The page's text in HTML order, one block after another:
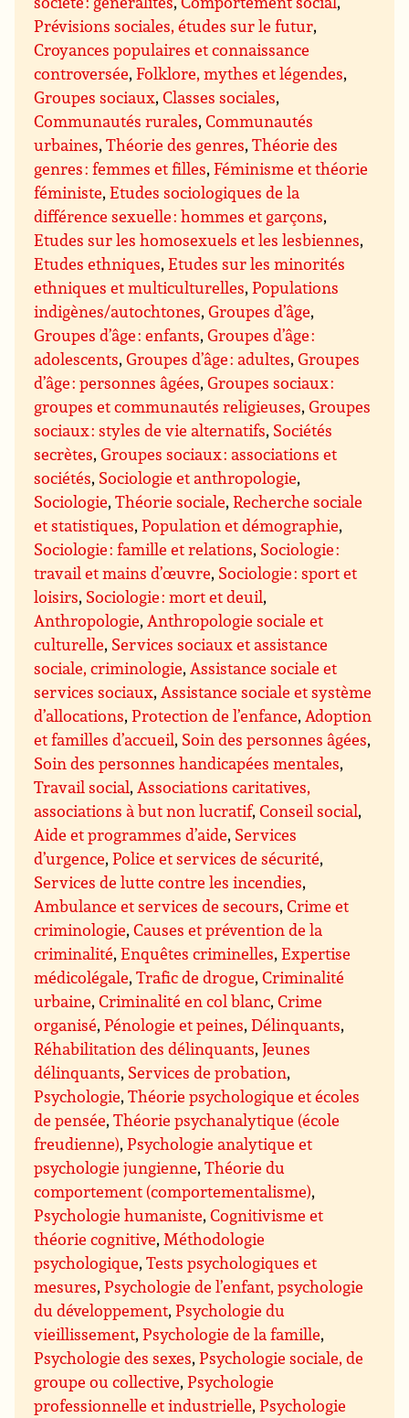
Prévisions sociales, études sur le futur,
Croyances populaires et connaissance
controversée,Folklore, mythes et légendes,
Groupes sociaux,Classes sociales,
Communautés rurales,Communautés
urbaines,Théorie des genres,Théorie des
genres : femmes et filles,Féminisme et théorie
féministe,Etudes sociologiques de la
différence sexuelle : hommes et garçons,
Etudes sur les homosexuels et les lesbiennes,
Etudes ethniques,Etudes sur les minorités
ethniques et multiculturelles,Populations
indigènes/autochtones,Groupes d’âge,
Groupes d’âge : enfants,Groupes d’âge :
adolescents,Groupes d’âge : adultes,Groupes
d’âge : personnes âgées,Groupes sociaux :
groupes et communautés religieuses,Groupes
sociaux : styles de vie alternatifs, Sociétés
secrètes,Groupes sociaux : associations et
sociétés, Sociologie et anthropologie,
Sociologie,Théorie sociale,Recherche sociale
et statistiques,Population et démographie,
Sociologie : famille et relations, Sociologie :
travail et mains d’œuvre, Sociologie : sport et
loisirs, Sociologie : mort et deuil,
Anthropologie,Anthropologie sociale et
culturelle, Services sociaux et assistance
sociale, criminologie,Assistance sociale et
services sociaux,Assistance sociale et système
d’allocations,Protection de l’enfance,Adoption
et familles d’accueil, Soin des personnes âgées,
Soin des personnes handicapées mentales,
Travail social,Associations caritatives,
associations à but non lucratif,Conseil social,
Aide et programmes d’aide, Services
d’urgence,Police et services de sécurité,
Services de lutte contre les incendies,
Ambulance et services de secours,Crime et
criminologie,Causes et prévention de la
criminalité,Enquêtes criminelles,Expertise
médicolégale,Trafic de drogue,Criminalité
urbaine,Criminalité en col blanc,Crime
organisé,Pénologie et peines,Délinquants,
Réhabilitation des délinquants,Jeunes
délinquants, Services de probation,
Psychologie,Théorie psychologique et écoles
de pensée,Théorie psychanalytique (école
freudienne),Psychologie analytique et
psychologie jungienne,Théorie du
comportement (comportementalisme),
Psychologie humaniste,Cognitivisme et
théorie cognitive,Méthodologie
psychologique,Tests psychologiques et
mesures,Psychologie de l’enfant, psychologie
du développement,Psychologie du
vieillissement,Psychologie de la famille,
Psychologie des sexes,Psychologie sociale, de
groupe ou collective,Psychologie
professionnelle et industrielle,Psychologie